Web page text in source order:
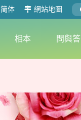
简体 網站地圖
相本 問與答